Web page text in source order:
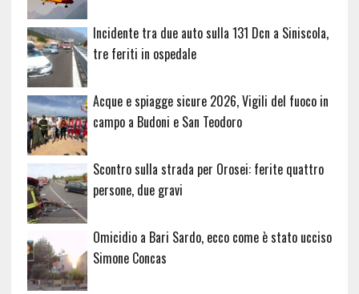
Incidente tra due auto sulla 131 Dcn a Siniscola,
tre feriti in ospedale
Acque e spiagge sicure 2026, Vigili del fuoco in
campo a Budoni e San Teodoro
Scontro sulla strada per Orosei: ferite quattro
persone, due gravi
Omicidio a Bari Sardo, ecco come è stato ucciso
Simone Concas